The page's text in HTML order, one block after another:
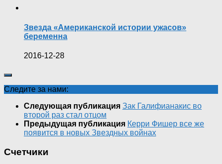
Звезда «Американской истории ужасов»
беременна
2016-12-28
Следите за нами:
Следующая публикация Зак Галифианакис во
второй раз стал отцом
Предыдущая публикация Керри Фишер все же
появится в новых Звездных войнах
Счетчики